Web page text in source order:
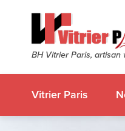
BH Vitrier Paris, artisan
Vitrier Paris